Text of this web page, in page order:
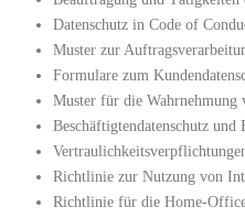
Datenschutz in Code of
Muster zur
Formulare zum
Muster für die Wahrnehmung
Beschäftigtendatenschutz und
Richtlinie zur Nutzung von
Richtlinie für die Home-